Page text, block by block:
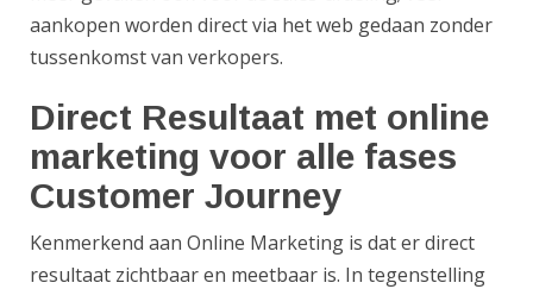
aankopen worden direct via het web gedaan zonder
tussenkomst van verkopers.
Direct Resultaat met online
marketing voor alle fases
Customer Journey
Kenmerkend aan Online Marketing is dat er direct
resultaat zichtbaar en meetbaar is. In tegenstelling